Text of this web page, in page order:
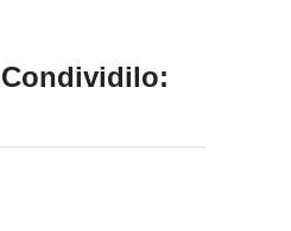
Condividilo: